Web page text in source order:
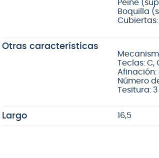
Peine
Boquilla
Otras características
Teclas: C,
Afinación:
Número
Tesitura:
Largo 16,5